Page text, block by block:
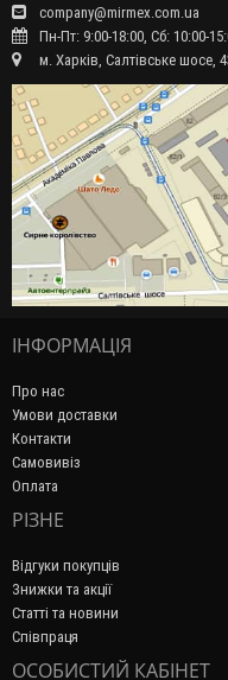
company@mirmex.com.ua
Пн-Пт: 9:00-18:00, Сб: 10:00-
м. Харків, Салтівське шосе,
ІНФОРМАЦІЯ
Про нас
Умови доставки
Контакти
Самовивіз
Оплата
РІЗНЕ
Відгуки покупців
Знижки та акції
Статті та новини
Співпраця
ОСОБИСТИЙ КАБІНЕТ